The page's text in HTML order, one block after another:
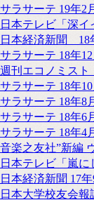
サラサーテ 19年2
日本テレビ「深イ
日本経済新聞 18
サラサーテ 18年
週刊エコノミス
サラサーテ 18年
サラサーテ 18年8
サラサーテ 18年6
サラサーテ 18年4
音楽之友社”新編
日本テレビ「嵐に
日本経済新聞 17年
日本大学校友会報